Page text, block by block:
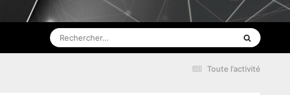
Toute l’activité